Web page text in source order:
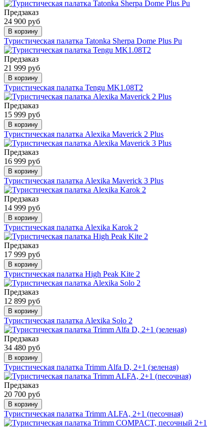
Предзаказ
24 900 руб
В корзину
Туристическая палатка Tatonka Sherpa Dome Plus Pu
Предзаказ
21 999 руб
В корзину
Туристическая палатка Tengu MK1.08T2
Предзаказ
15 999 руб
В корзину
Туристическая палатка Alexika Maverick 2 Plus
Предзаказ
16 999 руб
В корзину
Туристическая палатка Alexika Maverick 3 Plus
Предзаказ
14 999 руб
В корзину
Туристическая палатка Alexika Karok 2
Предзаказ
17 999 руб
В корзину
Туристическая палатка High Peak Kite 2
Предзаказ
12 899 руб
В корзину
Туристическая палатка Alexika Solo 2
Предзаказ
34 480 руб
В корзину
Туристическая палатка Trimm Alfa D, 2+1 (зеленая)
Предзаказ
20 700 руб
В корзину
Туристическая палатка Trimm ALFA, 2+1 (песочная)